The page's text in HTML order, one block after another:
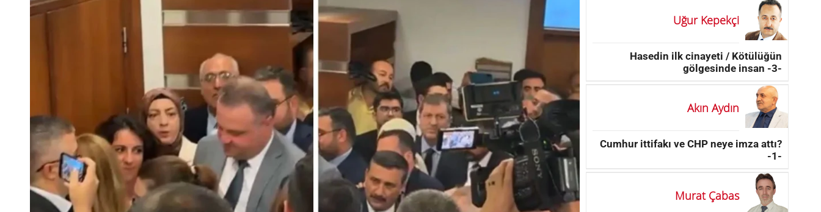
Uğur Kepekçi
Hasedin ilk cinayeti / Kötülüğün
gölgesinde insan -3-
Akın Aydın
Cumhur ittifakı ve CHP neye imza attı?
-1-
Murat Çabas